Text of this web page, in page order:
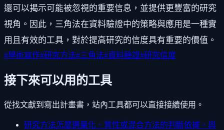
還可以揭示可能被忽視的重要信息，並提供更豐富的研究
視角。因此，三角法在資料驗證中的策略與應用是一種實
用且有效的工具，對於提高研究的信度具有重要的價值。
#學術寫作#研究方法#三角法#資料驗證#研究信度
接下來可以用的工具
從找文獻到寫出計畫書，站內工具都可以直接接續使用。
研究方法怎麼選量化、質性或混合方法的判斷依據，與